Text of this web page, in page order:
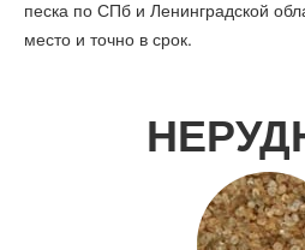
песка по СПб и Ленинградской
место и точно в срок.